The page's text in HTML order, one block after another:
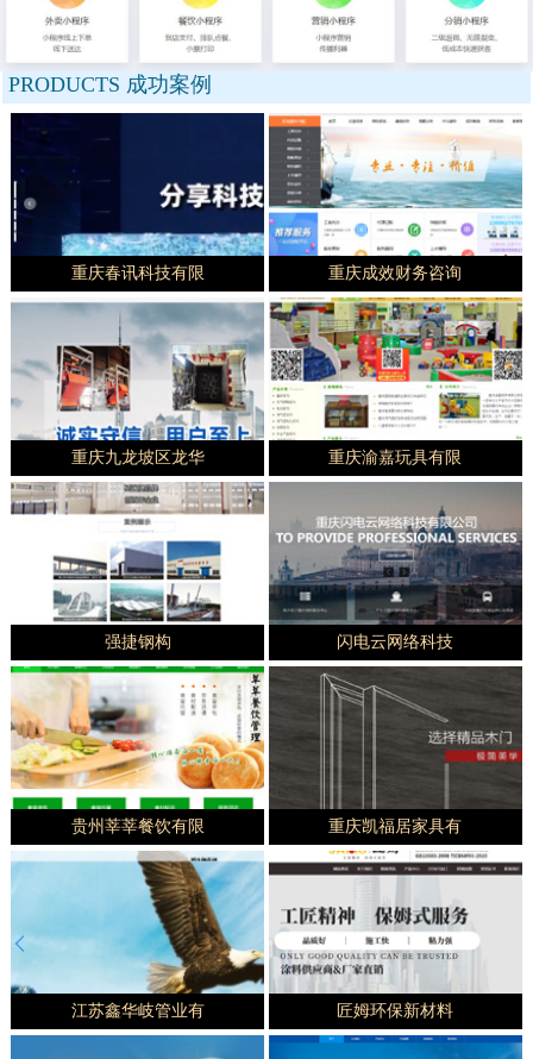
PRODUCTS 成功案例
重庆春讯科技有限 重庆成效财务咨询
重庆九龙坡区龙华 重庆渝嘉玩具有限
强捷钢构 闪电云网络科技
贵州莘莘餐饮有限 重庆凯福居家具有
江苏鑫华岐管业有 匠姆环保新材料